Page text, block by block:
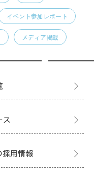
イベント参加レポート
メディア掲載
ス
採用情報